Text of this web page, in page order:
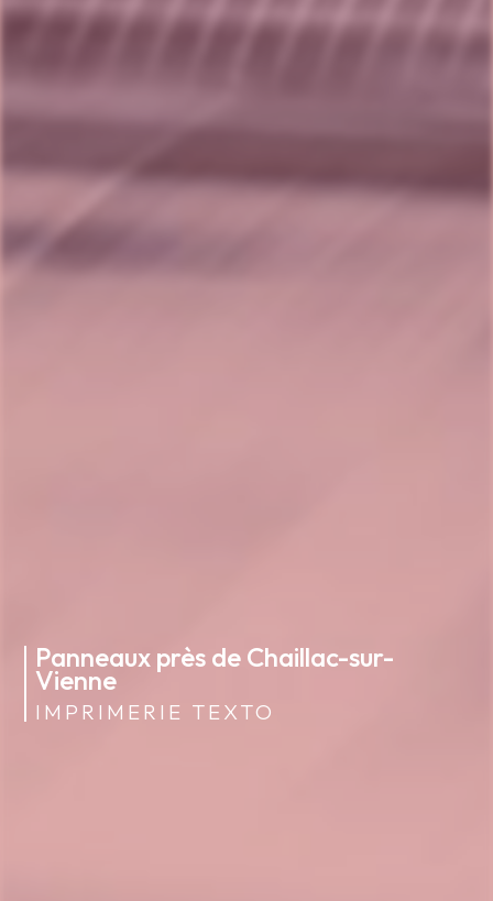
Panneaux près de Chaillac-sur-
Vienne
IMPRIMERIE TEXTO